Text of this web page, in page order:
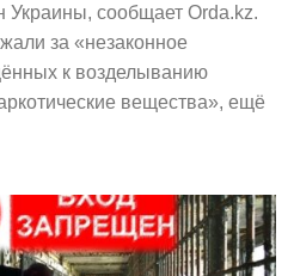
Украины, сообщает Orda.kz.
за «незаконное
к возделыванию
вещества», ещё